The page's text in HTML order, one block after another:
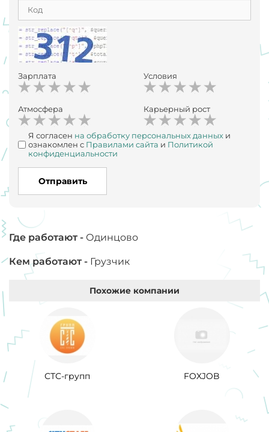
Зарплата Условия
Атмосфера Карьерный рост
Я согласен на обработку персональных данных и
ознакомлен с Правилами сайта и Политикой
конфиденциальности
Отправить
Где работают - Одинцово
Кем работают - Грузчик
Похожие компании
СТС-групп FOXJOB